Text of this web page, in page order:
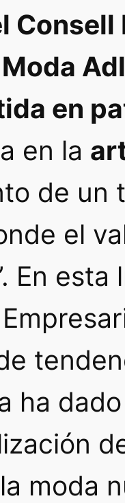
Consell
Moda
en
en la
de un
el
En
ha
moda